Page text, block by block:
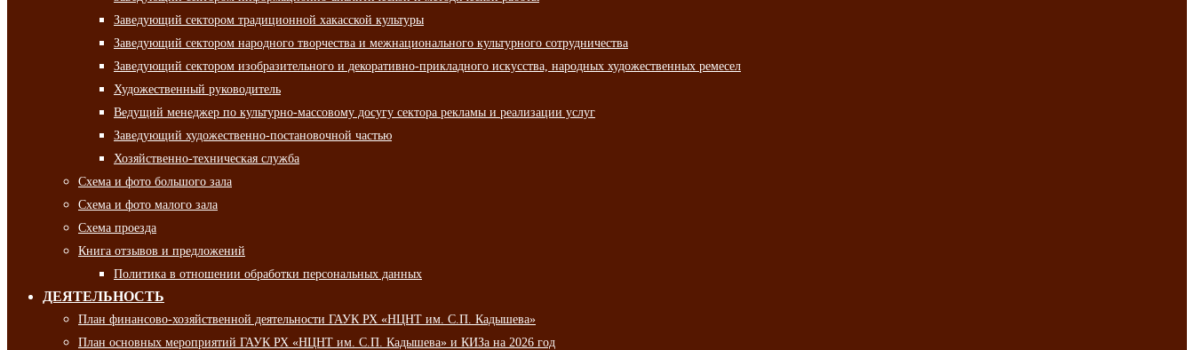
Заведующий сектором традиционной хакасской культуры
Заведующий сектором народного творчества и межнационального культурного сотрудничества
Заведующий сектором изобразительного и декоративно-прикладного искусства, народных художественных ремесел
Художественный руководитель
Ведущий менеджер по культурно-массовому досугу сектора рекламы и реализации услуг
Заведующий художественно-постановочной частью
Хозяйственно-техническая служба
Схема и фото большого зала
Схема и фото малого зала
Схема проезда
Книга отзывов и предложений
Политика в отношении обработки персональных данных
ДЕЯТЕЛЬНОСТЬ
План финансово-хозяйственной деятельности ГАУК РХ «НЦНТ им. С.П. Кадышева»
План основных мероприятий ГАУК РХ «НЦНТ им. С.П. Кадышева» и КИЗа на 2026 год